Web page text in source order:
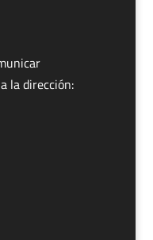
la dirección: